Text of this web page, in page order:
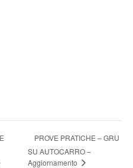
PROVE PRATICHE – GRU
SU AUTOCARRO –
Aggiornamento